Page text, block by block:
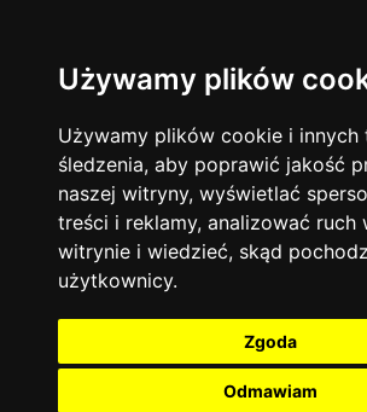
Używamy plików
Używamy plików cookie i innych
śledzenia, aby poprawić jakość
naszej witryny, wyświetlać
treści i reklamy, analizować ruch
witrynie i wiedzieć, skąd
użytkownicy.
Zgoda
Odmawiam
Język angielski 13744
Matematyka 12929
Chemia 4886
Język niemiecki 4307
Język polski 3426
Fizyka
Język francuski
Online
Łódź